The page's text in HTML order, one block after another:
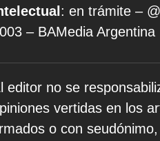
: en trámite –
– BAMedia Argentina
editor no se
vertidas en los
o con seudónimo,